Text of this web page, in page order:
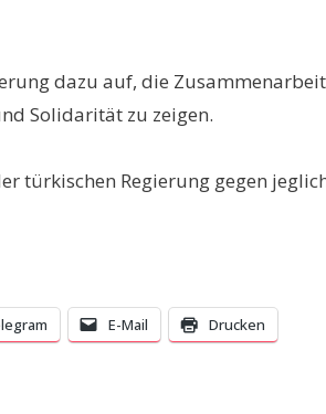
dazu auf, die
Solidarität zu zeigen.
türkischen Regierung gegen
E-Mail Drucken